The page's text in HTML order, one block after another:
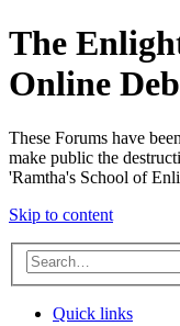
The
Online
These Forums have
make public the
'Ramtha's School of
Skip to content
Quick links